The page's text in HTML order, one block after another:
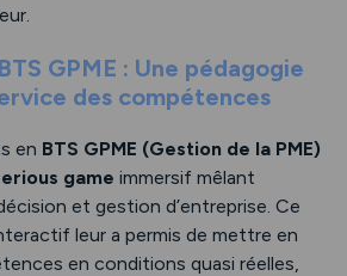
GPME : Une pédagogie
des compétences
en BTS GPME (Gestion de la PME)
game immersif mêlant
et gestion d’entreprise. Ce
leur a permis de mettre en
en conditions quasi réelles,